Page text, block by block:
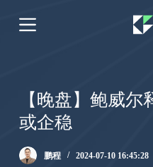
跳
过
【晚盘】鲍威
或企稳
鹏程 2024-07-10 16:45:28